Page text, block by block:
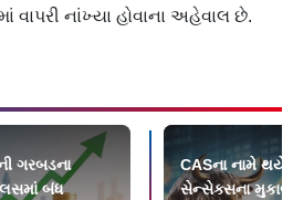
નાંખ્યા હોવાના અહેવાલ છે.
ગરબડના
બંધ
CASના નામે
સેન્સેક્સના મુકાબલે